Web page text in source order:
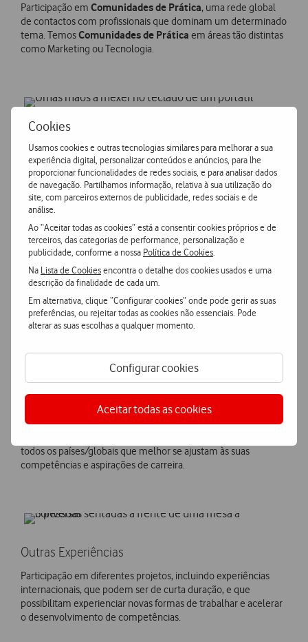
Cookies
Usamos cookies e outras tecnologias similares para melhorar a sua
experiência digital, personalizar conteúdos e anúncios, para lhe
proporcionar funcionalidades de redes sociais, e para analisar dados
de navegação. Partilhamos informação, relativa à sua utilização do
site, com parceiros externos de publicidade, redes sociais e de
análise.
Ao “Aceitar todas as cookies” está a consentir cookies próprios e de
terceiros, das categorias de performance, personalização e
publicidade, conforme a nossa Política de Cookies
Na Lista de Cookiesencontra o detalhe dos cookies usados e uma
descrição da finalidade de cada um.
Em alternativa, clique “Configurar cookies” onde pode gerir as suas
preferências, ou rejeitar todas as cookies não essenciais. Pode
alterar as suas escolhas a qualquer momento.
Configurar cookies
Aceitar todas as cookies
Participação em Comunidades de Prática, uma rede global
de contactos com profissionais que dominam um determinado
tema. TemosComunidades de Prática em áreas tão distintas
como Marketing ou Tecnologia.
Acesso a ferramentas de social learning e feedback, que
permitem que os colegas partilhem soluções de formação
entre si e deem feedback uns aos outros numa cultura positiva
que permite identificar pontos fortes e áreas de melhoria,
alinhar expectativas, melhorar o desempenho e ajudar a definir
os objetivos de aprendizagem.
Recrutamento Interno
acederem a diferentes oportunidades de desenvolvimento e
progressão na Vodafone, permitindo o desenvolvimento de
carreira, quer seja lateral - mudança de função, equipa e/ou
departamento; quer seja vertical - acréscimo de
responsabilidades hierárquicas. Na Vodafone dispomos de uma
plataforma digital que permite aos nossos colaboradores
todos os países/globais que melhor se ajustam às suas
competências e aspirações de carreira.
Outras Experiências
Participação em diferentes projetos, incluindo experiências
internacionais, que podem ser de curta duração, e que
possibilitam experienciar novas formas de trabalhar e acelerar
o desenvolvimento de competências.